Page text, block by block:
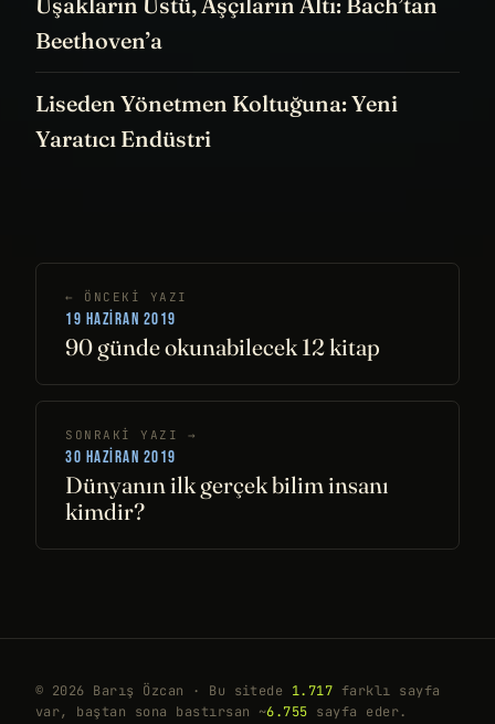
Beethoven’a
Liseden Yönetmen Koltuğuna: Yeni
Yaratıcı Endüstri
← ÖNCEKI YAZI
19 HAZIRAN 2019
90 günde okunabilecek 12 kitap
SONRAKI YAZI →
30 HAZIRAN 2019
Dünyanın ilk gerçek bilim insanı
kimdir?
© 2026 Barış Özcan · Bu sitede 1.717 farklı sayfa
var, baştan sona bastırsan ~6.755 sayfa eder.